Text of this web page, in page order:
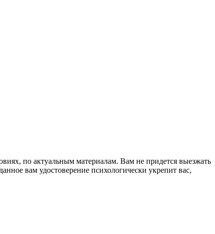
по актуальным материалам. Вам не придется выезжать
вам удостоверение психологически укрепит вас,